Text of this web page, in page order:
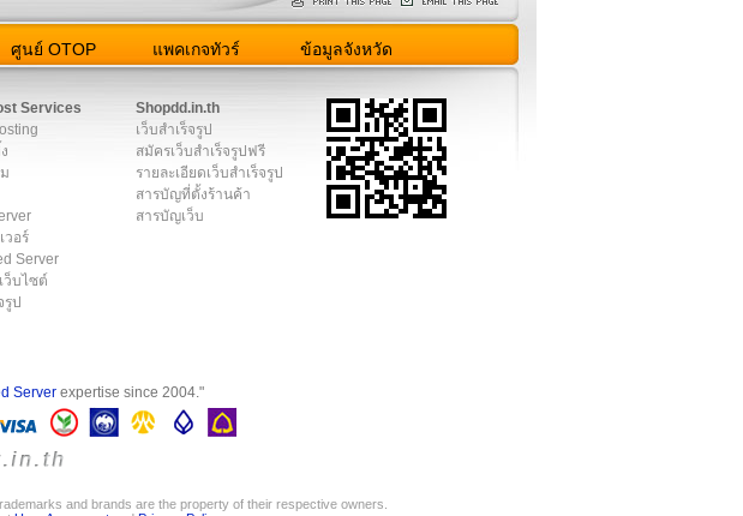
ศูนย์ OTOP แพคเกจทัวร์ ข้อมูลจังหวัด
Services
วอร์
Server
ว็บไซต์
รูป
Shopdd.in.th
เว็บสำเร็จรูป
สมัครเว็บสำเร็จรูปฟรี
รายละเอียดเว็บสำเร็จรูป
สารบัญที่ตั้งร้านค้า
สารบัญเว็บ
Serverexpertise since 2004."
and brands are the property of their respective owners.